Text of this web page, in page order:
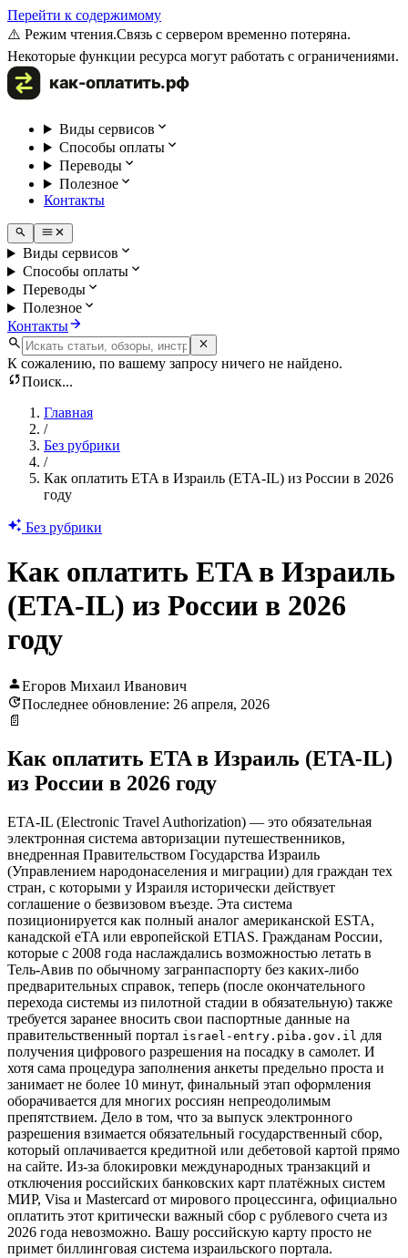
Перейти к содержимому
⚠️ Режим чтения.Связь с сервером временно потеряна.
Некоторые функции ресурса могут работать с ограничениями.
Виды сервисов
Способы оплаты
Переводы
Полезное
Контакты
Виды сервисов
Способы оплаты
Переводы
Полезное
Контакты
К сожалению, по вашему запросу ничего не найдено.
Поиск...
Главная
/
Без рубрики
/
Как оплатить ETA в Израиль (ETA-IL) из России в 2026
году
Без рубрики
Как оплатить ETA в Израиль
(ETA-IL) из России в 2026
году
Егоров Михаил Иванович
Последнее обновление: 26 апреля, 2026
📄
Как оплатить ETA в Израиль (ETA-IL)
из России в 2026 году
ETA-IL (Electronic Travel Authorization) — это обязательная
электронная система авторизации путешественников,
внедренная Правительством Государства Израиль
(Управлением народонаселения и миграции) для граждан тех
стран, с которыми у Израиля исторически действует
соглашение о безвизовом въезде. Эта система
позиционируется как полный аналог американской ESTA,
канадской eTA или европейской ETIAS. Гражданам России,
которые с 2008 года наслаждались возможностью летать в
Тель-Авив по обычному загранпаспорту без каких-либо
предварительных справок, теперь (после окончательного
перехода системы из пилотной стадии в обязательную) также
требуется заранее вносить свои паспортные данные на
правительственный портал israel-entry.piba.gov.il для
получения цифрового разрешения на посадку в самолет. И
хотя сама процедура заполнения анкеты предельно проста и
занимает не более 10 минут, финальный этап оформления
оборачивается для многих россиян непреодолимым
препятствием. Дело в том, что за выпуск электронного
разрешения взимается обязательный государственный сбор,
который оплачивается кредитной или дебетовой картой прямо
на сайте. Из-за блокировки международных транзакций и
отключения российских банковских карт платёжных систем
МИР, Visa и Mastercard от мирового процессинга, официально
оплатить этот критически важный сбор с рублевого счета из
2026 года невозможно. Вашу российскую карту просто не
примет биллинговая система израильского портала.